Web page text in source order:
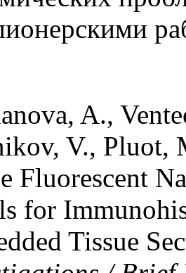
A.,
V., Pluot,
Fluorescent
for
Tissue